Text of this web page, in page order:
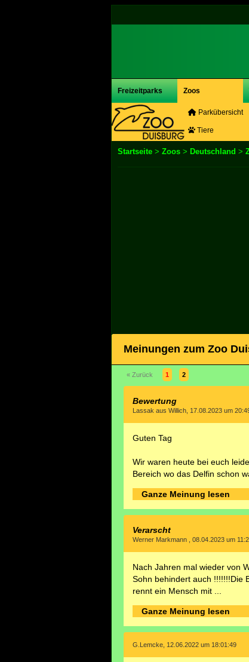
Freizeitparks Zoos
Parkübersicht
Tiere
Startseite > Zoos > Deutschland >
Meinungen zum Zoo
« Zurück 1 2
Bewertung
Lassak aus Willich, 17.08.2023 um
Guten Tag
Wir waren heute bei euch
Bereich wo das Delfin schon
Ganze Meinung lesen
Verarscht
Werner Markmann , 08.04.2023 um
Nach Jahren mal wieder von
Sohn behindert auch !!!!!!!Die
rennt ein Mensch mit ...
Ganze Meinung lesen
G.Lemcke, 12.06.2022 um 18:01:49